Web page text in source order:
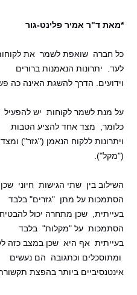
*מאת ד"ר אמיר פלינט-גור
כל חברה שואפת לשמר את
לעד. יתרונות הנאמנות ברורים
וידועים. הדרך להשגת האינה כה
על מנת לשמר לקוחות יש להפעיל
כלומר, מצד אחד להציע הטבות
ויתרונות ללקוח הנאמן ("גזר")
("מקל").
השילוב בין שתי הגישות חיוני
הסתמכות על מתן "גזרים" בלבד
בעייתית, שכן מתחרה יכול
הסתמכות על "מקלות" בלבד
בעייתית אף היא שכן במצב כזה
ומתוסכלים וכתגובה הם נעשים
אינטנסיביים ביותר בהפצת